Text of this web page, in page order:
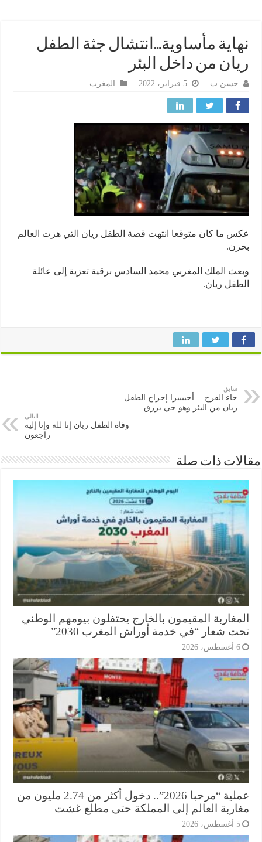
مأساوية…انتشال جثة الطفل
من داخل البئر
حسن ب المغرب
ما كان متوقعا انتهت قصة الطفل ريان التي هزت العالم
الملك المغربي محمد السادس برقية تعزية إلى عائلة
ريان.
جاء الفرج… أخييييرا إخراج الطفل
ريان من البئر وهو حي يرزق
وفاة الطفل ريان إنا لله وإنا إليه
راجعون
ذات صلة
المقيمون بالخارج يحتفلون بيومهم الوطني
شعار “في خدمة أوراش المغرب 2030”
عملية “مرحبا 2026”.. دخول أكثر من 2.74 مليون من
العالم إلى المملكة حتى مطلع غشت